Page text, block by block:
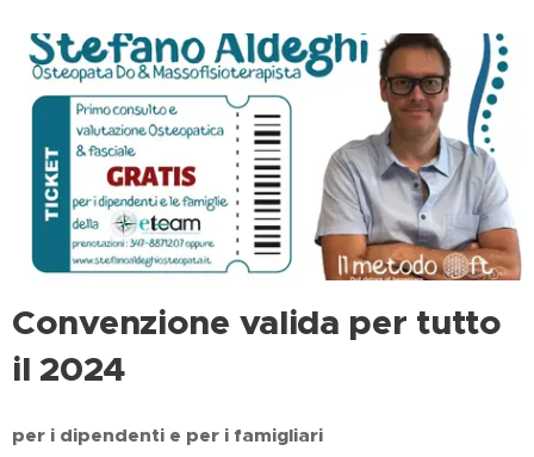
Convenzione valida per tutto
il 2024
per i dipendenti e per i famigliari